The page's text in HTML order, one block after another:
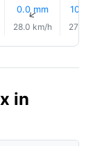
0.0 mm
↑
28.0 km/h
10%
27.0
in